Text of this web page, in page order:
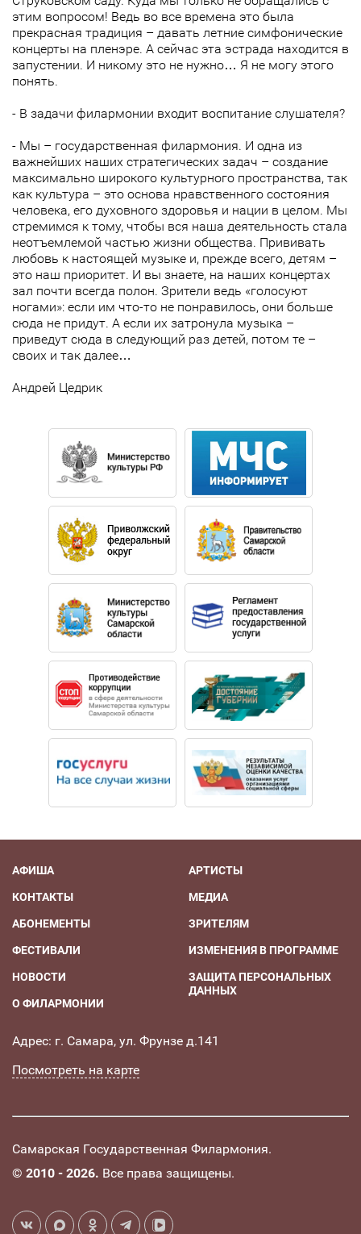
этим вопросом! Ведь во все времена это была
прекрасная традиция – давать летние симфонические
концерты на пленэре. А сейчас эта эстрада находится в
запустении. И никому это не нужно… Я не могу этого
понять.
- В задачи филармонии входит воспитание слушателя?
- Мы – государственная филармония. И одна из
важнейших наших стратегических задач – создание
максимально широкого культурного пространства, так
как культура – это основа нравственного состояния
человека, его духовного здоровья и нации в целом. Мы
стремимся к тому, чтобы вся наша деятельность стала
неотъемлемой частью жизни общества. Прививать
любовь к настоящей музыке и, прежде всего, детям –
это наш приоритет. И вы знаете, на наших концертах
зал почти всегда полон. Зрители ведь «голосуют
ногами»: если им что-то не понравилось, они больше
сюда не придут. А если их затронула музыка –
приведут сюда в следующий раз детей, потом те –
своих и так далее…
Андрей Цедрик
АФИША
КОНТАКТЫ
АБОНЕМЕНТЫ
ФЕСТИВАЛИ
НОВОСТИ
О ФИЛАРМОНИИ
АРТИСТЫ
МЕДИА
ЗРИТЕЛЯМ
ИЗМЕНЕНИЯ В ПРОГРАММЕ
ЗАЩИТА ПЕРСОНАЛЬНЫХ
ДАННЫХ
Адрес: г. Самара, ул. Фрунзе д.141
Посмотреть на карте
Самарская Государственная Филармония.
© 2010 - 2026. Все права защищены.